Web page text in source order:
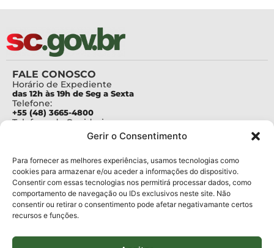
Gerir o Consentimento
Para fornecer as melhores experiências, usamos tecnologias como
cookies para armazenar e/ou aceder a informações do dispositivo.
Consentir com essas tecnologias nos permitirá processar dados, como
comportamento de navegação ou IDs exclusivos neste site. Não
consentir ou retirar o consentimento pode afetar negativamante certos
recursos e funções.
FALE CONOSCO
Horário de Expediente
das 12h às 19h de Seg a Sexta
Telefone:
+55 (48) 3665-4800
Telefone da Ouvidoria
Para assuntos relacionados à Pesquisa
pesquisa@fapesc.sc.gov.br
Para assuntos relacionados à Inovação
inovacao@fapesc.sc.gov.br
Para assuntos relacionados à Bolsas
bolsas@fapesc.sc.gov.br
Para assuntos relacionados à Prestação de Contas
Para assuntos relacionados à Plataforma
plataforma@fapesc.sc.gov.br